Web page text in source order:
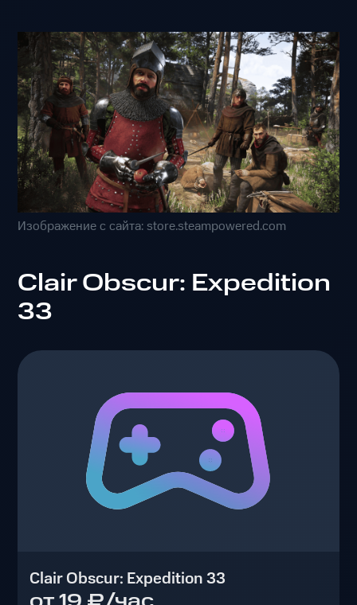
Изображение с сайта: store.steampowered.com
Clair Obscur: Expedition
33
Clair Obscur: Expedition 33